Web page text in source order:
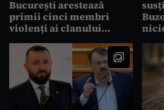
București arestează
primii cinci membri
violenți ai clanului
de la Tribunal. Decizia
este definitivă